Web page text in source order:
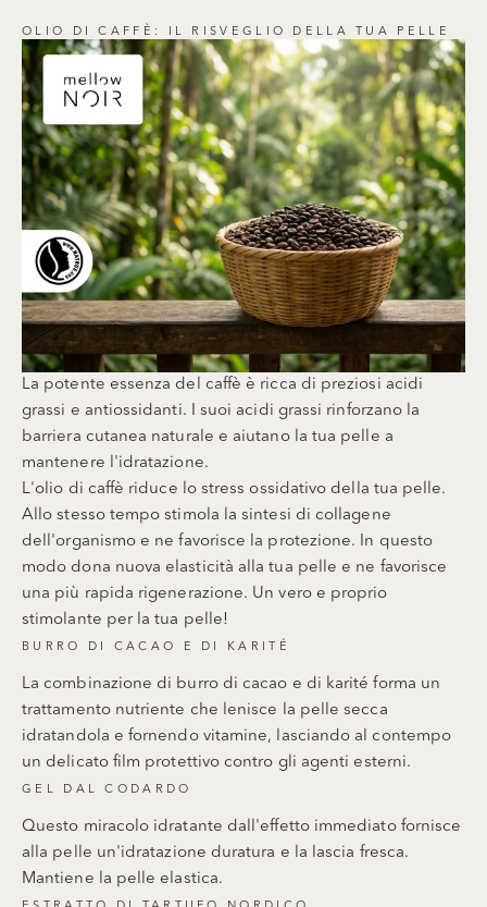
OLIO DI CAFFÈ: IL RISVEGLIO DELLA TUA PELLE
La potente essenza del caffè è ricca di preziosi acidi
grassi e antiossidanti. I suoi acidi grassi rinforzano la
barriera cutanea naturale e aiutano la tua pelle a
mantenere l'idratazione.
L'olio di caffè riduce lo stress ossidativo della tua pelle.
Allo stesso tempo stimola la sintesi di collagene
dell'organismo e ne favorisce la protezione. In questo
modo dona nuova elasticità alla tua pelle e ne favorisce
una più rapida rigenerazione. Un vero e proprio
stimolante per la tua pelle!
BURRO DI CACAO E DI KARITÉ
La combinazione di burro di cacao e di karité forma un
trattamento nutriente che lenisce la pelle secca
idratandola e fornendo vitamine, lasciando al contempo
un delicato film protettivo contro gli agenti esterni.
GEL DAL CODARDO
Questo miracolo idratante dall'effetto immediato fornisce
alla pelle un'idratazione duratura e la lascia fresca.
Mantiene la pelle elastica.